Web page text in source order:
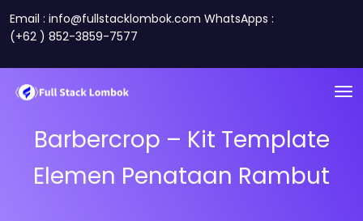
Email : info@fullstacklombok.com WhatsApps :
(+62 ) 852-3859-7577
Barbercrop – Kit Template
Elemen Penataan Rambut